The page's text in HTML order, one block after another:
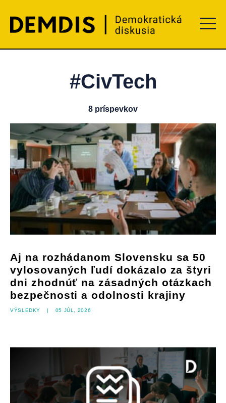
Menu
#CivTech
8 príspevkov
Aj na rozhádanom Slovensku sa 50
vylosovaných ľudí dokázalo za štyri
dni zhodnúť na zásadných otázkach
bezpečnosti a odolnosti krajiny
Výsledky | 05 júl, 2026